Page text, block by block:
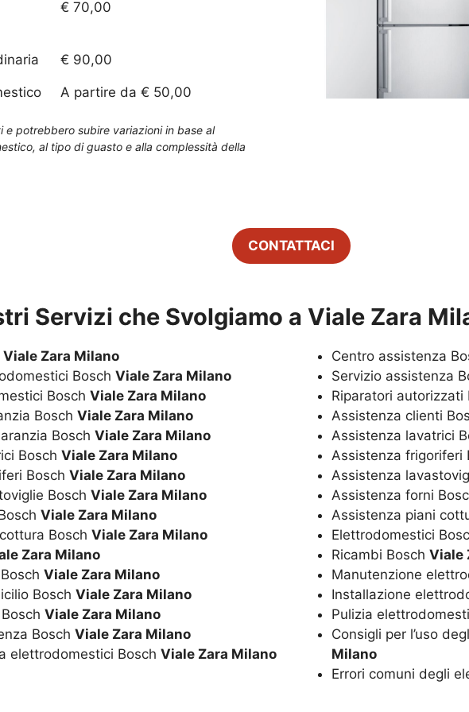
€ 70,00
€ 90,00
A partire da € 50,00
e potrebbero subire variazioni in base al
al tipo di guasto e alla complessità della
CONTATTACI
Servizi che Svolgiamo a Viale Zara
Viale Zara Milano
Bosch Viale Zara Milano
Bosch Viale Zara Milano
Bosch Viale Zara Milano
Bosch Viale Zara Milano
Bosch Viale Zara Milano
Bosch Viale Zara Milano
Bosch Viale Zara Milano
Viale Zara Milano
Bosch Viale Zara Milano
Zara Milano
Viale Zara Milano
Bosch Viale Zara Milano
Viale Zara Milano
Bosch Viale Zara Milano
elettrodomestici Bosch Viale Zara Milano
Centro assistenza
Servizio assistenza
Riparatori
Assistenza clienti
Assistenza lavatrici
Assistenza frigoriferi
Assistenza
Assistenza forni
Assistenza piani
Elettrodomestici
Ricambi Bosch Viale
Manutenzione
Installazione
Pulizia
Consigli per l’uso
Milano
Errori comuni degli